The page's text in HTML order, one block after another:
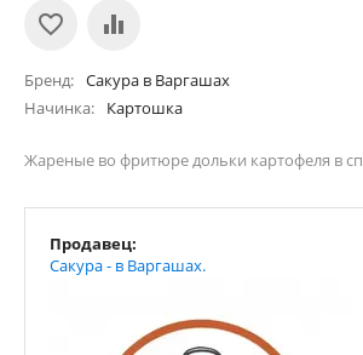
Бренд
Сакура в Варгашах
Начинка
Картошка
Жареные во фритюре дольки картофеля в
Продавец:
Сакура - в Варгашах.